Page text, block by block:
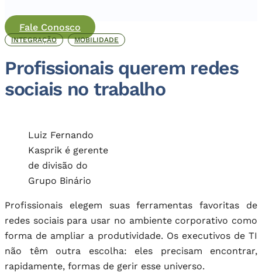
Fale Conosco
INTEGRAÇÃO MOBILIDADE
Profissionais querem redes
sociais no trabalho
Luiz Fernando
Kasprik é gerente
de divisão do
Grupo Binário
Profissionais elegem suas ferramentas favoritas de
redes sociais para usar no ambiente corporativo como
forma de ampliar a produtividade. Os executivos de TI
não têm outra escolha: eles precisam encontrar,
rapidamente, formas de gerir esse universo.